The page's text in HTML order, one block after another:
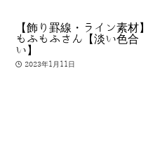
【飾り罫線・ライン素材】
もふもふさん【淡い色合
い】
2023年1月11日